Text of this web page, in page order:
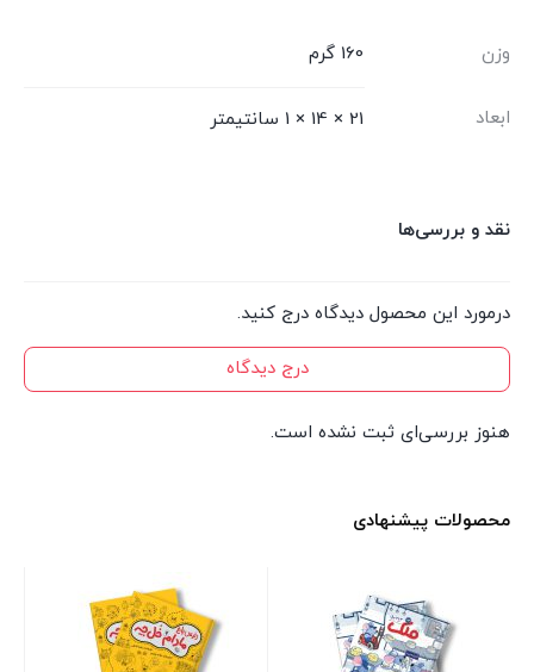
وزن 160 گرم
ابعاد 21 × 14 × 1 سانتیمتر
نقد و بررسی‌ها
درمورد این محصول دیدگاه درج کنید.
درج دیدگاه
هنوز بررسی‌ای ثبت نشده است.
محصولات پیشنهادی